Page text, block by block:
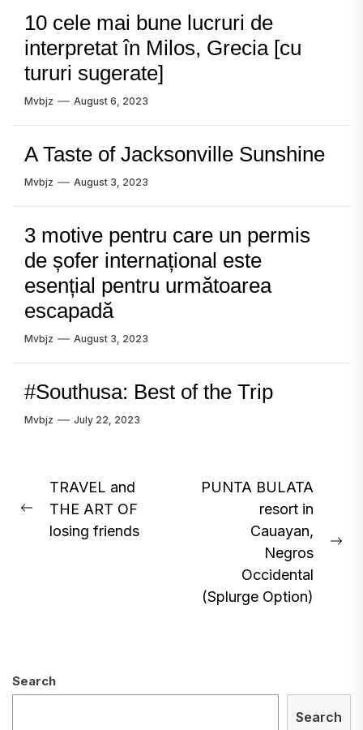
10 cele mai bune lucruri de
interpretat în Milos, Grecia [cu
tururi sugerate]
Mvbjz August 6, 2023
A Taste of Jacksonville Sunshine
Mvbjz August 3, 2023
3 motive pentru care un permis
de șofer internațional este
esențial pentru următoarea
escapadă
Mvbjz August 3, 2023
#Southusa: Best of the Trip
Mvbjz July 22, 2023
Post
navigation
Previous
post:
TRAVEL and
THE ART OF
losing friends
PUNTA BULATA
resort in
Cauayan,
Negros
Occidental
(Splurge Option)
Search
Search